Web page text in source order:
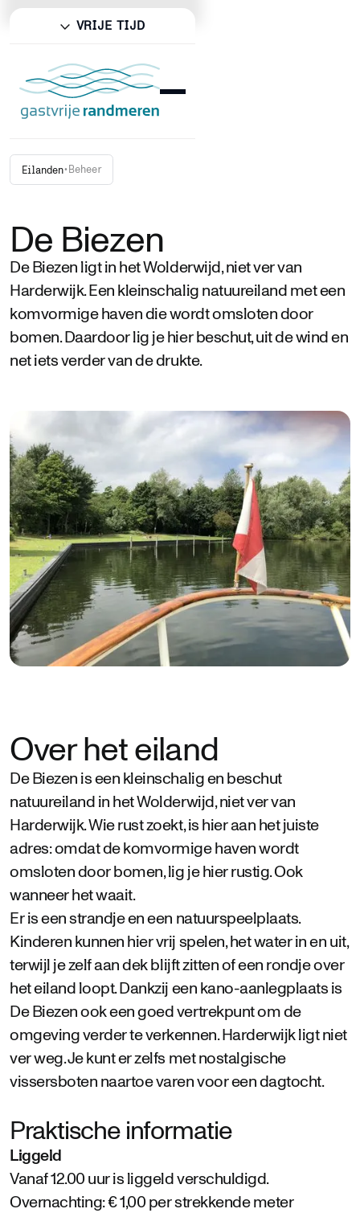
VRIJE TIJD
Eilanden• Beheer
De Biezen
De Biezen ligt in het Wolderwijd, niet ver van
Harderwijk. Een kleinschalig natuureiland met een
komvormige haven die wordt omsloten door
bomen. Daardoor lig je hier beschut, uit de wind en
net iets verder van de drukte.
Over het eiland
De Biezen is een kleinschalig en beschut
natuureiland in het Wolderwijd, niet ver van
Harderwijk. Wie rust zoekt, is hier aan het juiste
adres: omdat de komvormige haven wordt
omsloten door bomen, lig je hier rustig. Ook
wanneer het waait.
Er is een strandje en een natuurspeelplaats.
Kinderen kunnen hier vrij spelen, het water in en uit,
terwijl je zelf aan dek blijft zitten of een rondje over
het eiland loopt. Dankzij een kano-aanlegplaats is
De Biezen ook een goed vertrekpunt om de
omgeving verder te verkennen. Harderwijk ligt niet
ver weg. Je kunt er zelfs met nostalgische
vissersboten naartoe varen voor een dagtocht.
Praktische informatie
Liggeld
Vanaf 12.00 uur is liggeld verschuldigd.
Overnachting: € 1,00 per strekkende meter